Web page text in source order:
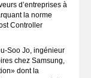
d’entreprises à
la norme
Controller
Soo Jo, ingénieur
chez Samsung,
dont la